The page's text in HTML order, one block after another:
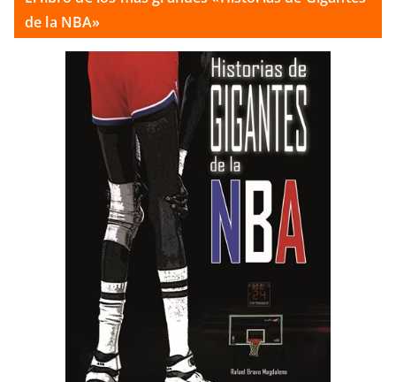
de la NBA»